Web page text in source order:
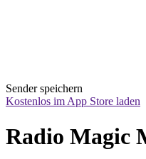
Sender speichern
Kostenlos im App Store laden
Radio Magic